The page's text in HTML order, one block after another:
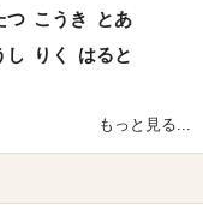
つ こうき
とあ
し りく
はると
もっと見る...